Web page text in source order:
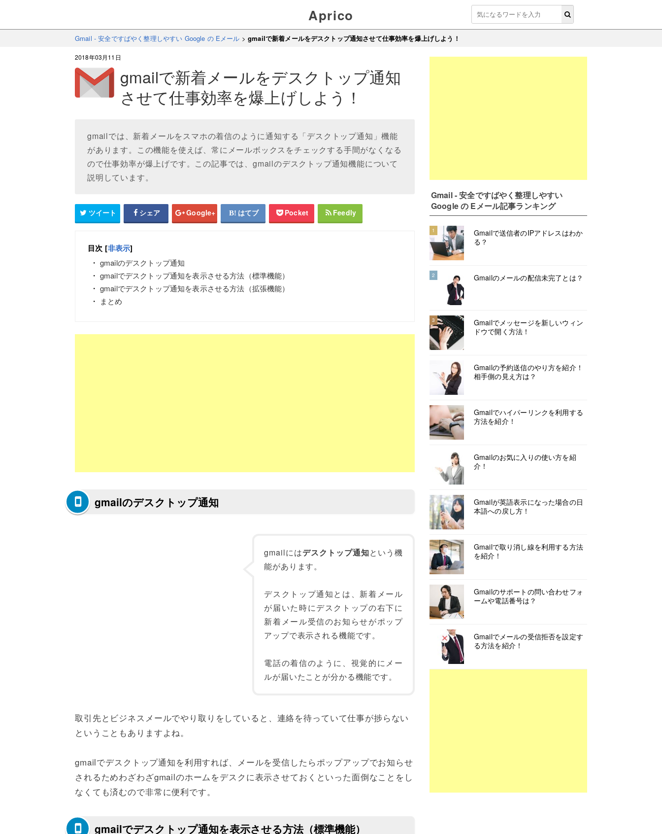
Aprico
Gmail - 安全ですばやく整理しやすい Google の Eメール >gmailで新着メールをデスクトップ通知させて仕事効率を爆上げしよう！
2018年03月11日
gmailで新着メールをデスクトップ通知
させて仕事効率を爆上げしよう！
gmailでは、新着メールをスマホの着信のように通知する「デスクトップ通知」機能
があります。この機能を使えば、常にメールボックスをチェックする手間がなくなる
ので仕事効率が爆上げです。この記事では、gmailのデスクトップ通知機能について
説明しています。
ツイート シェア Google+ はてブ Pocket Feedly
目次 [非表示]
gmailのデスクトップ通知
gmailでデスクトップ通知を表示させる方法（標準機能）
gmailでデスクトップ通知を表示させる方法（拡張機能）
まとめ
gmailのデスクトップ通知
gmailにはデスクトップ通知という機
能があります。
デスクトップ通知とは、新着メール
が届いた時にデスクトップの右下に
新着メール受信のお知らせがポップ
アップで表示される機能です。
電話の着信のように、視覚的にメー
ルが届いたことが分かる機能です。
取引先とビジネスメールでやり取りをしていると、連絡を待っていて仕事が捗らない
ということもありますよね。
gmailでデスクトップ通知を利用すれば、メールを受信したらポップアップでお知らせ
されるためわざわざgmailのホームをデスクに表示させておくといった面倒なことをし
なくても済むので非常に便利です。
gmailでデスクトップ通知を表示させる方法（標準機能）
Gmail - 安全ですばやく整理しやすい
Google の Eメール記事ランキング
1
Gmailで送信者のIPアドレスはわか
る？
2 Gmailのメールの配信未完了とは？
3
Gmailでメッセージを新しいウィン
ドウで開く方法！
Gmailの予約送信のやり方を紹介！
相手側の見え方は？
Gmailでハイパーリンクを利用する
方法を紹介！
Gmailのお気に入りの使い方を紹
介！
Gmailが英語表示になった場合の日
本語への戻し方！
Gmailで取り消し線を利用する方法
を紹介！
Gmailのサポートの問い合わせフォ
ームや電話番号は？
Gmailでメールの受信拒否を設定す
る方法を紹介！